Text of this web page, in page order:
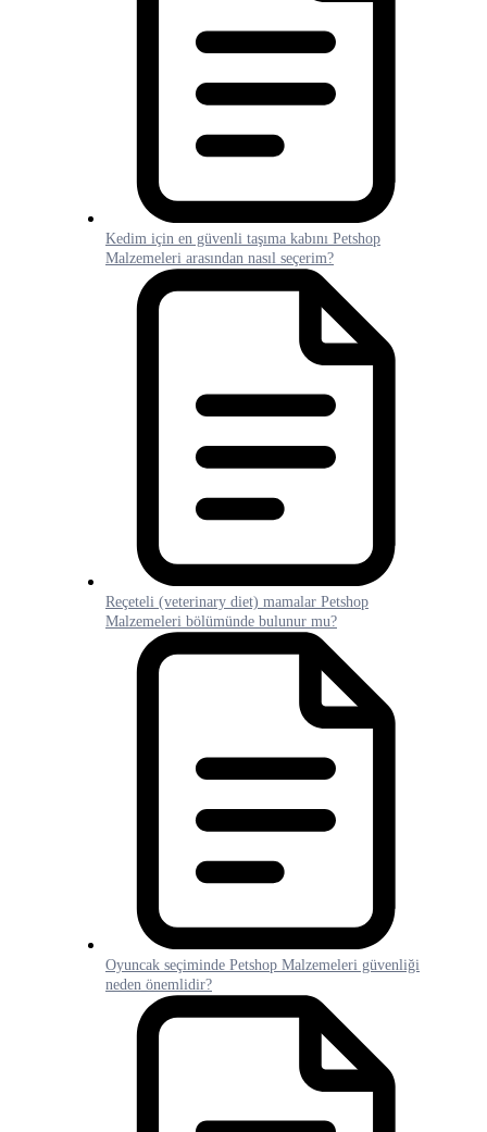
Kedim için en güvenli taşıma kabını Petshop
Malzemeleri arasından nasıl seçerim?
Reçeteli (veterinary diet) mamalar Petshop
Malzemeleri bölümünde bulunur mu?
Oyuncak seçiminde Petshop Malzemeleri güvenliği
neden önemlidir?